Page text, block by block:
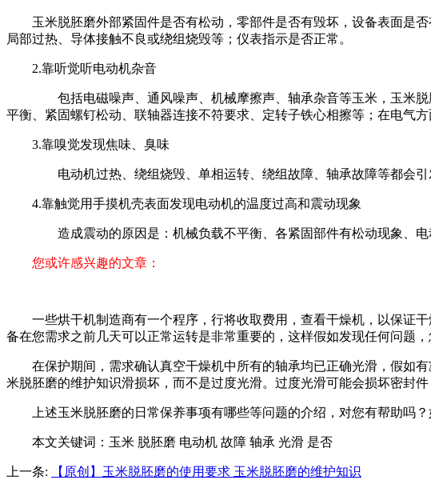
玉米脱胚磨外部紧固件是否有松动，零部件是否有毁坏，设备表面是
局部过热、导体接触不良或绕组烧毁等；仪表指示是否正常。
2.靠听觉听电动机杂音
包括电磁噪声、通风噪声、机械摩擦声、轴承杂音等玉米，玉米脱
平衡、紧固螺钉松动、联轴器连接不符要求、定转子铁心相擦等；在电气
3.靠嗅觉发现焦味、臭味
电动机过热、绕组烧毁、单相运转、绕组故障、轴承故障等都会引
4.靠触觉用手摸机壳表面发现电动机的温度过高和震动现象
造成震动的原因是：机械负载不平衡、各紧固部件有松动现象、电
您或许感兴趣的文章：
一些烘干机制造商有一个程序，行将收取费用，查看干燥机，以保证
备在您需求之前几天可以正常运转是非常重要的，这样假如发现任何问题
在保护期间，需求确认真空干燥机中所有的轴承均已正确光滑，假如
米脱胚磨的维护知识滑损坏，而不是过度光滑。过度光滑可能会损坏密封件
上述玉米脱胚磨的日常保养事项有哪些等问题的介绍，对您有帮助吗
本文关键词： 玉米 脱胚磨 电动机 故障 轴承 光滑 是否
上一条: 【原创】玉米脱胚磨的使用要求 玉米脱胚磨的维护知识